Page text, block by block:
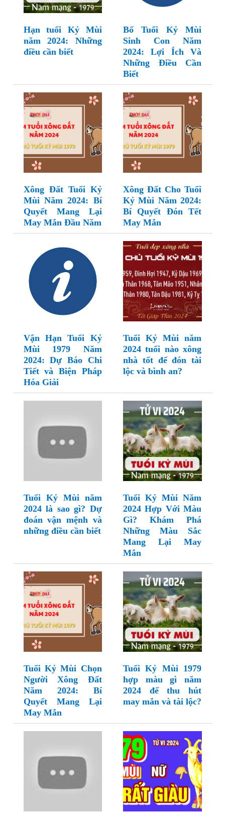
Hạn tuổi Kỷ Mùi
năm 2024: Những
điều cần biết
Bố Tuổi Kỷ Mùi
Sinh Con Năm
2024: Lợi Ích Và
Những Điều Cần
Biết
Xông Đất Tuổi Kỷ
Mùi Năm 2024: Bí
Quyết Mang Lại
May Mắn Đầu Năm
Xông Đất Cho Tuổi
Kỷ Mùi Năm 2024:
Bí Quyết Đón Tết
May Mắn
Vận Hạn Tuổi Kỷ
Mùi 1979 Năm
2024: Dự Báo Chi
Tiết và Biện Pháp
Hóa Giải
Tuổi Kỷ Mùi năm
2024 tuổi nào xông
nhà tốt để đón tài
lộc và bình an?
Tuổi Kỷ Mùi năm
2024 là sao gì? Dự
đoán vận mệnh và
những điều cần biết
Tuổi Kỷ Mùi Năm
2024 Hợp Với Màu
Gì? Khám Phá
Những Màu Sắc
Mang Lại May
Mắn
Tuổi Kỷ Mùi Chọn
Người Xông Đất
Năm 2024: Bí
Quyết Mang Lại
May Mắn
Tuổi Kỷ Mùi 1979
hợp màu gì năm
2024 để thu hút
may mắn và tài lộc?